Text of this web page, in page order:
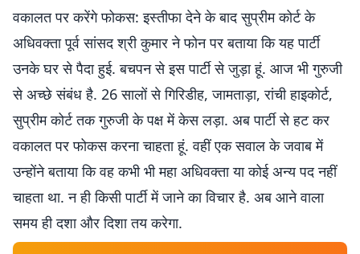
वकालत पर करेंगे फोकस: इस्तीफा देने के बाद सुप्रीम कोर्ट के
अधिवक्ता पूर्व सांसद श्री कुमार ने फोन पर बताया कि यह पार्टी
उनके घर से पैदा हुई. बचपन से इस पार्टी से जुड़ा हूं. आज भी गुरुजी
से अच्छे संबंध है. 26 सालों से गिरिडीह, जामताड़ा, रांची हाइकोर्ट,
सुप्रीम कोर्ट तक गुरुजी के पक्ष में केस लड़ा. अब पार्टी से हट कर
वकालत पर फोकस करना चाहता हूं. वहीं एक सवाल के जवाब में
उन्होंने बताया कि वह कभी भी महा अधिवक्ता या कोई अन्य पद नहीं
चाहता था. न ही किसी पार्टी में जाने का विचार है. अब आने वाला
समय ही दशा और दिशा तय करेगा.